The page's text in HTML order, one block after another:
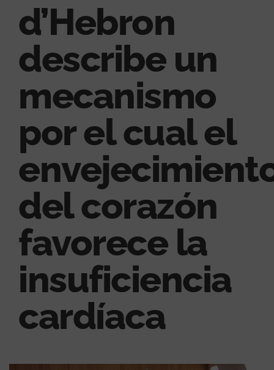
d’Hebron
describe un
mecanismo
por el cual el
del corazón
favorece la
insuficiencia
cardíaca